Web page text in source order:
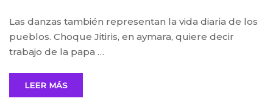
Las danzas también representan la vida diaria de los
pueblos. Choque Jitiris, en aymara, quiere decir
trabajo de la papa …
LEER MÁS